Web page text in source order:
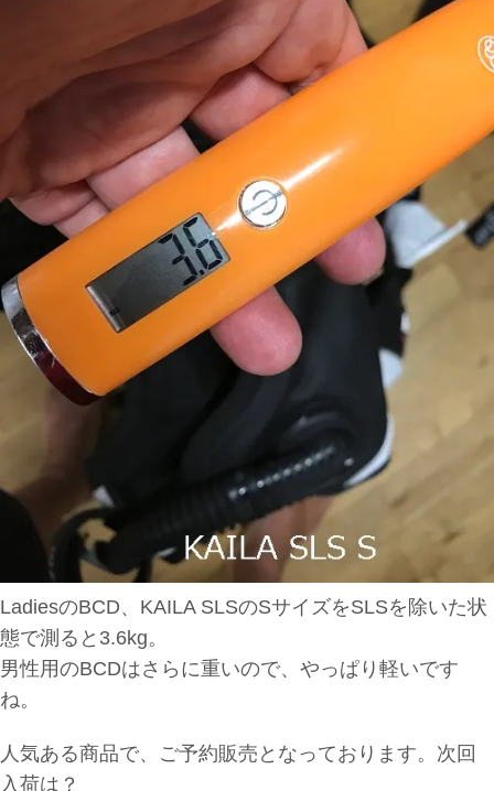
LadiesのBCD、KAILA SLSのSサイズをSLSを除いた状
態で測ると3.6kg。
男性用のBCDはさらに重いので、やっぱり軽いです
ね。
人気ある商品で、ご予約販売となっております。次回
入荷は？